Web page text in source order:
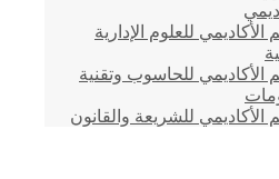
الأكاديمي للعلوم الإدارية
الأكاديمي للحاسوب وتقنية
الأكاديمي للشريعة والقانون